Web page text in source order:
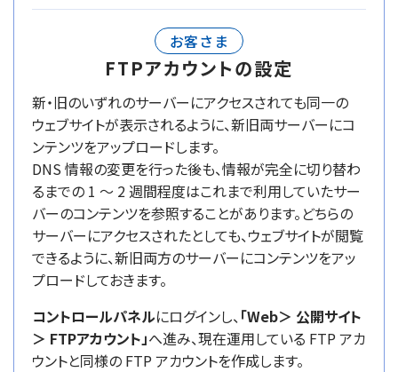
お客さま
FTPアカウントの設定
新・旧のいずれのサーバーにアクセスされても同一の
ウェブサイトが表示されるように、新旧両サーバーにコ
ンテンツをアップロードします。
DNS 情報の変更を行った後も、情報が完全に切り替わ
るまでの 1 ～ 2 週間程度はこれまで利用していたサー
バーのコンテンツを参照することがあります。どちらの
サーバーにアクセスされたとしても、ウェブサイトが閲覧
できるように、新旧両方のサーバーにコンテンツをアッ
プロードしておきます。
コントロールパネルにログインし、「Web＞ 公開サイト
＞ FTPアカウント」へ進み、現在運用している FTP アカ
ウントと同様の FTP アカウントを作成します。